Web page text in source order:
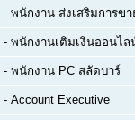
- พนักงาน ส่งเสริมการขา
- พนักงานเติมเงินออนไล
- พนักงาน PC สลัดบาร์
- Account Executive